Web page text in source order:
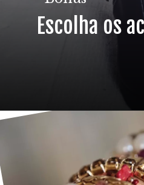
Escolha os